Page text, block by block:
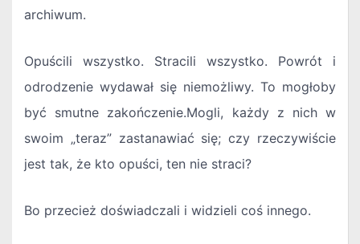
archiwum.
Opuścili wszystko. Stracili wszystko. Powrót i
odrodzenie wydawał się niemożliwy. To mogłoby
być smutne zakończenie.Mogli, każdy z nich w
swoim „teraz” zastanawiać się; czy rzeczywiście
jest tak, że kto opuści, ten nie straci?
Bo przecież doświadczali i widzieli coś innego.